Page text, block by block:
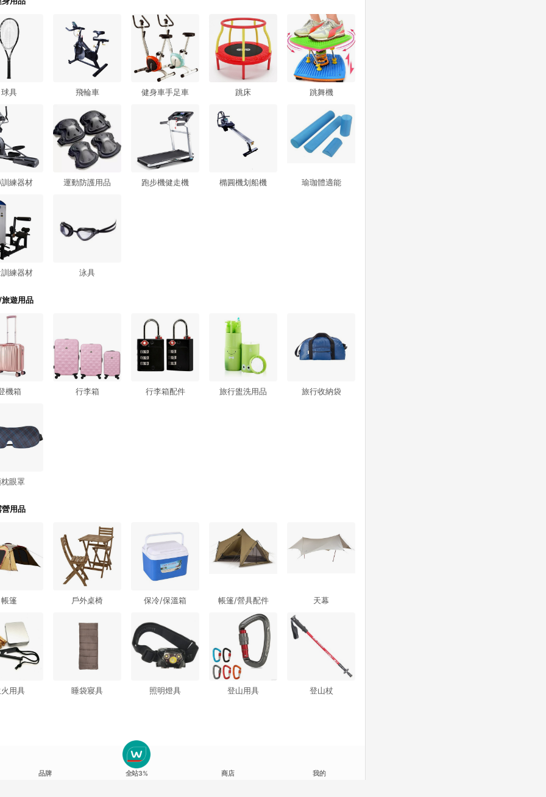
球具 飛輪車 健身車手足車 跳床 跳舞機
練器材 運動防護用品 跑步機健走機 橢圓機划船機 瑜珈體適能
練器材 泳具
遊用品
機箱 行李箱 行李箱配件 旅行盥洗用品 旅行收納袋
眼罩
用品
帳篷 戶外桌椅 保冷/保溫箱 帳篷/營具配件 天幕
用具 睡袋寢具 照明燈具 登山用具 登山杖
品牌 全站3% 商店 我的